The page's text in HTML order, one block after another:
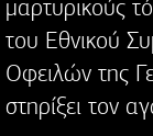
μαρτυρικούς
του Εθνικού
Οφειλών της
στηρίξει τον